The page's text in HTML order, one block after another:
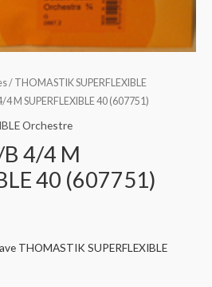
/ THOMASTIK SUPERFLEXIBLE
M SUPERFLEXIBLE 40 (607751)
Orchestre
B 4/4 M
40 (607751)
THOMASTIK SUPERFLEXIBLE